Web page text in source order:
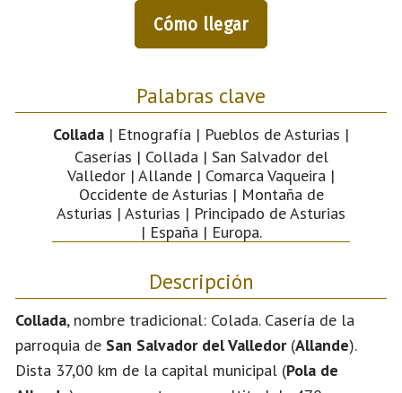
Cómo llegar
Palabras clave
Collada | Etnografía | Pueblos de Asturias |
Caserías | Collada | San Salvador del
Valledor | Allande | Comarca Vaqueira |
Occidente de Asturias | Montaña de
Asturias | Asturias | Principado de Asturias
| España | Europa.
Descripción
Collada, nombre tradicional: Colada. Casería de la
parroquia de San Salvador del Valledor(Allande).
Dista 37,00 km de la capital municipal (Pola de